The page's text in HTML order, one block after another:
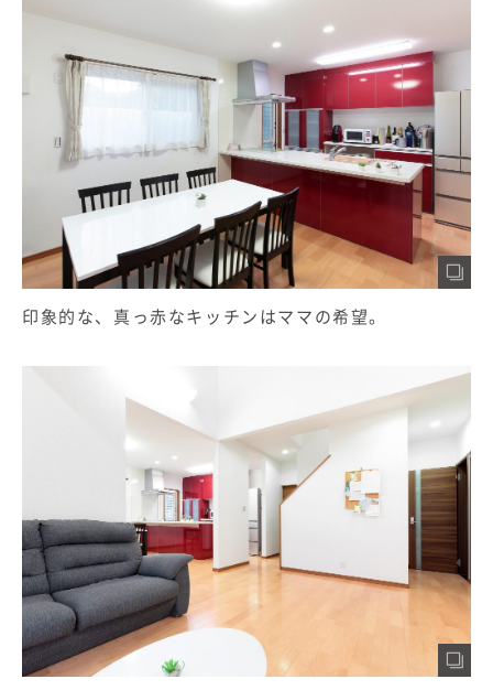
印象的な、真っ赤なキッチンはママの希望。